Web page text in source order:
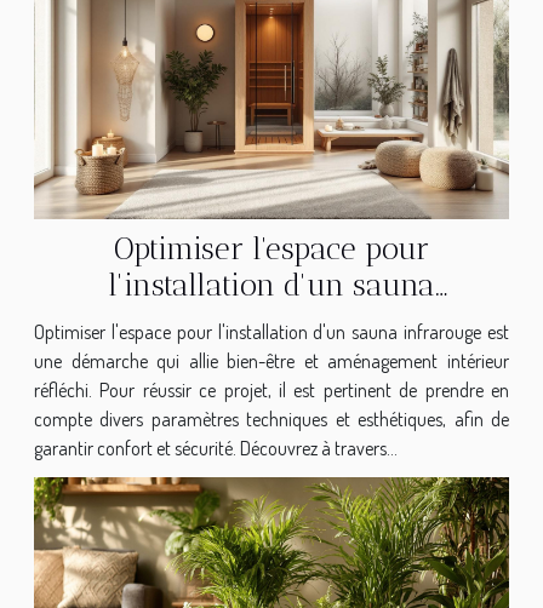
Optimiser l'espace pour
l'installation d'un sauna
infrarouge
Optimiser l'espace pour l'installation d'un sauna infrarouge est
une démarche qui allie bien-être et aménagement intérieur
réfléchi. Pour réussir ce projet, il est pertinent de prendre en
compte divers paramètres techniques et esthétiques, afin de
garantir confort et sécurité. Découvrez à travers...